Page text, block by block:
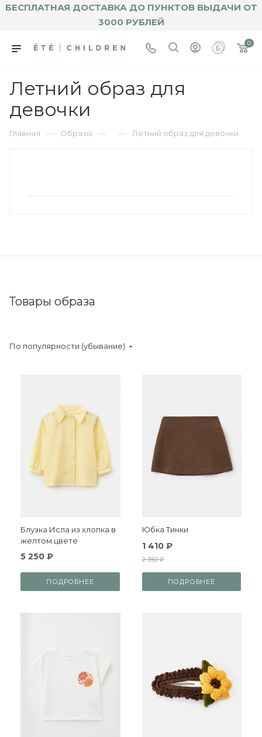
БЕСПЛАТНАЯ ДОСТАВКА ДО ПУНКТОВ ВЫДАЧИ ОТ
3000 РУБЛЕЙ
0
Летний образ для
девочки
Главная — Образы — — Летний образ для девочки
Товары образа
По популярности (убывание)
Блузка Исла из хлопка в
желтом цвете
5 250 ₽
ПОДРОБНЕЕ
Юбка Тинки
1 410 ₽
2 350 ₽
ПОДРОБНЕЕ